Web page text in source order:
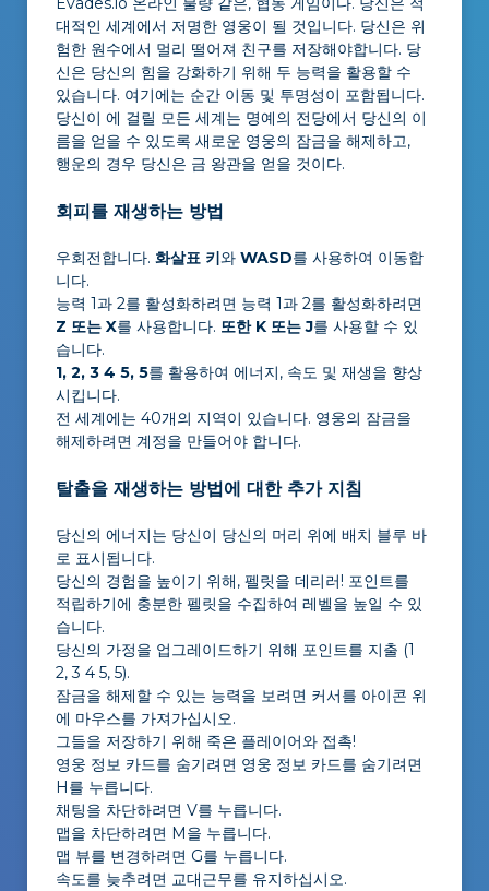
대적인 세계에서 저명한 영웅이 될 것입니다. 당신은 위
험한 원수에서 멀리 떨어져 친구를 저장해야합니다. 당
신은 당신의 힘을 강화하기 위해 두 능력을 활용할 수
있습니다. 여기에는 순간 이동 및 투명성이 포함됩니다.
당신이 에 걸릴 모든 세계는 명예의 전당에서 당신의 이
름을 얻을 수 있도록 새로운 영웅의 잠금을 해제하고,
행운의 경우 당신은 금 왕관을 얻을 것이다.
회피를 재생하는 방법
우회전합니다. 화살표 키와 WASD를 사용하여 이동합
니다.
능력 1과 2를 활성화하려면 능력 1과 2를 활성화하려면
Z 또는 X를 사용합니다. 또한 K 또는 J를 사용할 수 있
습니다.
1, 2, 3 4 5, 5를 활용하여 에너지, 속도 및 재생을 향상
시킵니다.
전 세계에는 40개의 지역이 있습니다. 영웅의 잠금을
해제하려면 계정을 만들어야 합니다.
탈출을 재생하는 방법에 대한 추가 지침
당신의 에너지는 당신이 당신의 머리 위에 배치 블루 바
로 표시됩니다.
당신의 경험을 높이기 위해, 펠릿을 데리러! 포인트를
적립하기에 충분한 펠릿을 수집하여 레벨을 높일 수 있
습니다.
당신의 가정을 업그레이드하기 위해 포인트를 지출 (1
2, 3 4 5, 5).
잠금을 해제할 수 있는 능력을 보려면 커서를 아이콘 위
에 마우스를 가져가십시오.
그들을 저장하기 위해 죽은 플레이어와 접촉!
영웅 정보 카드를 숨기려면 영웅 정보 카드를 숨기려면
H를 누릅니다.
채팅을 차단하려면 V를 누릅니다.
맵을 차단하려면 M을 누릅니다.
맵 뷰를 변경하려면 G를 누릅니다.
속도를 늦추려면 교대근무를 유지하십시오.